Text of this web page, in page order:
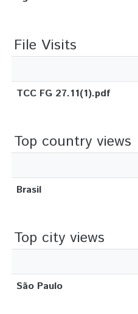
File Visits
TCC FG 27.11(1).pdf
Top country views
Brasil
Top city views
São Paulo